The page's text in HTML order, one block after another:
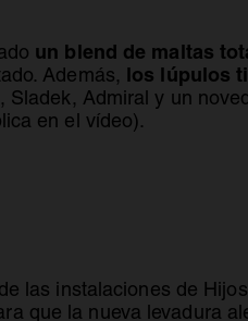
un blend de maltas
Además, los lúpulos
Admiral y un
en el vídeo).
las instalaciones de
que la nueva levadura